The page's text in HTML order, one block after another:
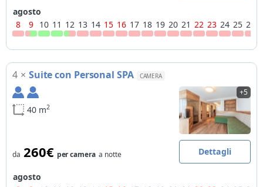
agosto
8
9 10 11 12 13 14 15 16 17 18 19 20 21 22 23 24 25 26
4 × Suite con Personal SPA CAMERA
40 m2
+5
da 260€ per camera a notte Dettagli
agosto